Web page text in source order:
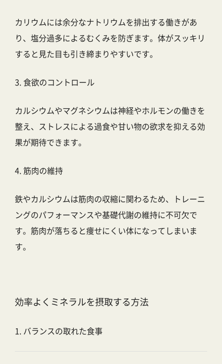
カリウムには余分なナトリウムを排出する働きがあ
り、塩分過多によるむくみを防ぎます。体がスッキリ
すると見た目も引き締まりやすいです。
3. 食欲のコントロール
カルシウムやマグネシウムは神経やホルモンの働きを
整え、ストレスによる過食や甘い物の欲求を抑える効
果が期待できます。
4. 筋肉の維持
鉄やカルシウムは筋肉の収縮に関わるため、トレーニ
ングのパフォーマンスや基礎代謝の維持に不可欠で
す。筋肉が落ちると痩せにくい体になってしまいま
す。
効率よくミネラルを摂取する方法
1. バランスの取れた食事